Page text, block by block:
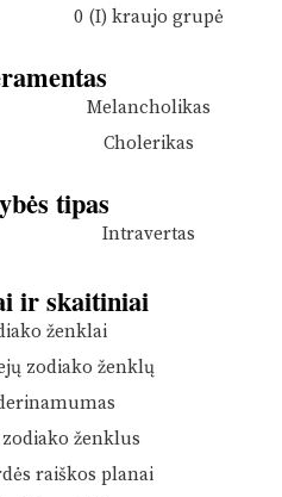
0 (I) kraujo grupė
Melancholikas
Cholerikas
tipas
Intravertas
ir skaitiniai
ženklai
zodiako ženklų
ženklus
raiškos planai